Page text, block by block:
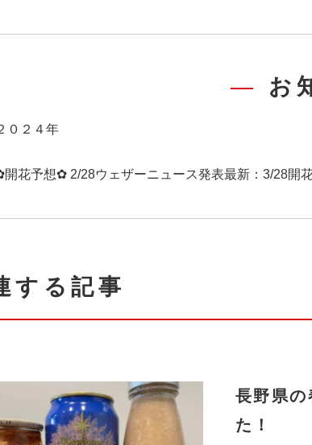
お
０２４年
開花予想✿ 2/28ウェザーニュース発表最新：3/28開
する記事
長野県の
た！